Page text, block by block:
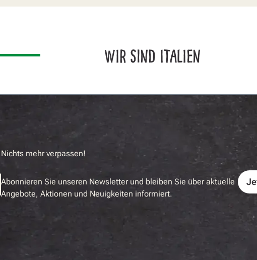
WIR SIND ITALIEN
Nichts mehr verpassen!
Abonnieren Sie unseren Newsletter und bleiben Sie über aktuelle
Angebote, Aktionen und Neuigkeiten informiert.